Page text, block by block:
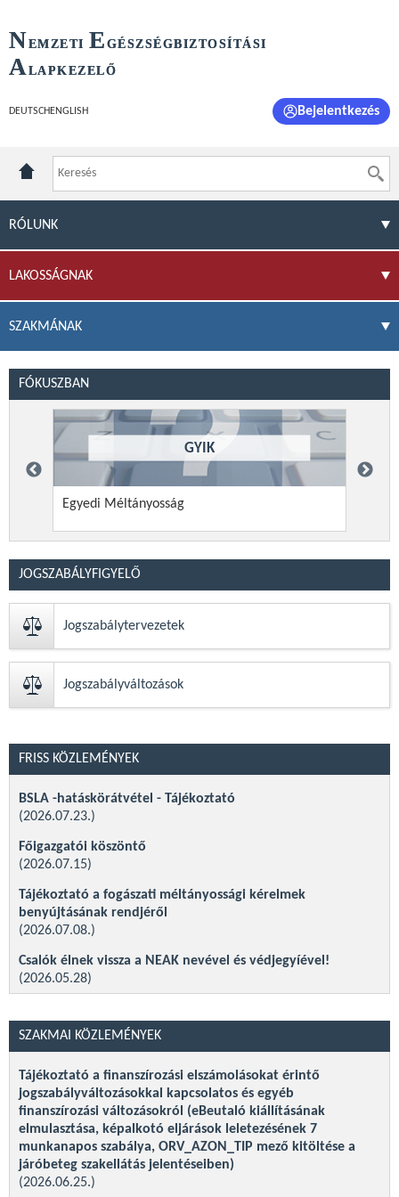
NEMZETI E GÉSZSÉGBIZTOSÍTÁSI
ALAPKEZELŐ
DEUTSCH ENGLISH Bejelentkezés
RÓLUNK
LAKOSSÁGNAK
SZAKMÁNAK
FÓKUSZBAN
GYIK
Egyedi Méltányosság
JOGSZABÁLYFIGYELŐ
Jogszabálytervezetek
Jogszabályváltozások
FRISS KÖZLEMÉNYEK
BSLA -hatáskörátvétel - Tájékoztató
(2026.07.23.)
Főigazgatói köszöntő
(2026.07.15)
Tájékoztató a fogászati méltányossági kérelmek
benyújtásának rendjéről
(2026.07.08.)
Csalók élnek vissza a NEAK nevével és védjegyíével!
(2026.05.28)
Frissítve
Finanszírozási protokollok társadalmi vitára (frissítve)
(2026.04.02)
Tájékoztató a gyógyító-megelőző ellátások alcím terhére
történő 2026. évi működési támogatás második
részletének kifizetéséről
(2026.03.27.)
SZAKMAI KÖZLEMÉNYEK
Tájékoztató a finanszírozási elszámolásokat érintő
jogszabályváltozásokkal kapcsolatos és egyéb
finanszírozási változásokról (eBeutaló kiállításának
elmulasztása, képalkotó eljárások leletezésének 7
munkanapos szabálya, ORV_AZON_TIP mező kitöltése a
járóbeteg szakellátás jelentéseiben)
(2026.06.25.)